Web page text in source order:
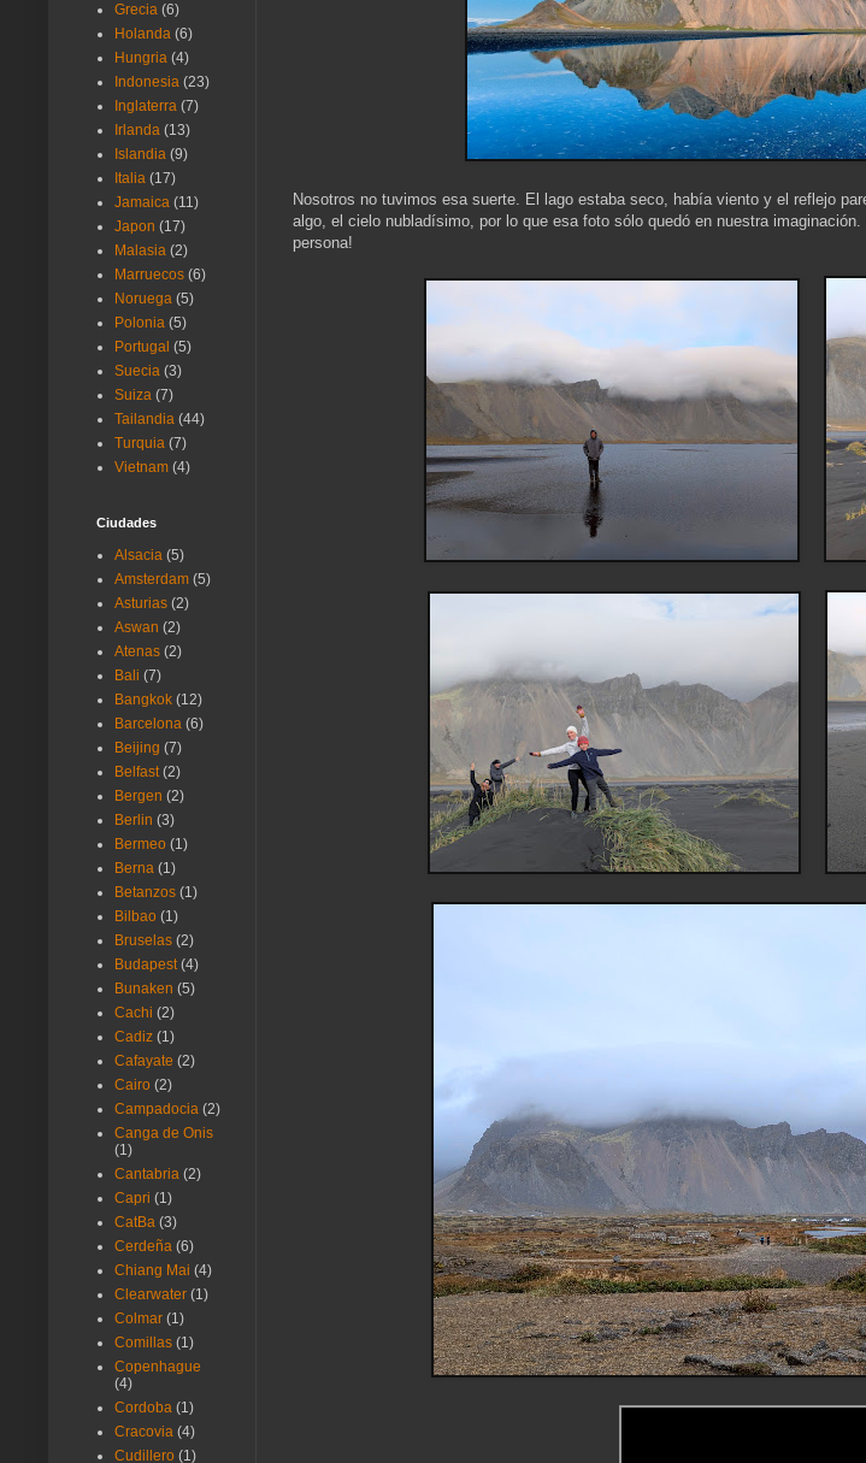
Nosotros no tuvimos esa suerte. El lago estaba seco, había viento y el reflejo
algo, el cielo nubladísimo, por lo que esa foto sólo quedó en nuestra
persona!
Grecia (6)
Holanda (6)
Hungria (4)
Indonesia (23)
Inglaterra (7)
Irlanda (13)
Islandia (9)
Italia (17)
Jamaica (11)
Japon (17)
Malasia (2)
Marruecos (6)
Noruega (5)
Polonia (5)
Portugal (5)
Suecia (3)
Suiza (7)
Tailandia (44)
Turquia (7)
Vietnam (4)
Ciudades
Alsacia (5)
Amsterdam (5)
Asturias (2)
Aswan (2)
Atenas (2)
Bali (7)
Bangkok (12)
Barcelona (6)
Beijing (7)
Belfast (2)
Bergen (2)
Berlin (3)
Bermeo (1)
Berna (1)
Betanzos (1)
Bilbao (1)
Bruselas (2)
Budapest (4)
Bunaken (5)
Cachi (2)
Cadiz (1)
Cafayate (2)
Cairo (2)
Campadocia (2)
Canga de Onis
(1)
Cantabria (2)
Capri (1)
CatBa (3)
Cerdeña (6)
Chiang Mai (4)
Clearwater (1)
Colmar (1)
Comillas (1)
Copenhague
(4)
Cordoba (1)
Cracovia (4)
Cudillero (1)